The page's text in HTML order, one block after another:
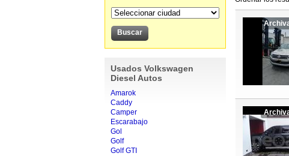
Usados Volkswagen
Diesel Autos
Amarok
Caddy
Camper
Escarabajo
Gol
Golf
Golf GTI